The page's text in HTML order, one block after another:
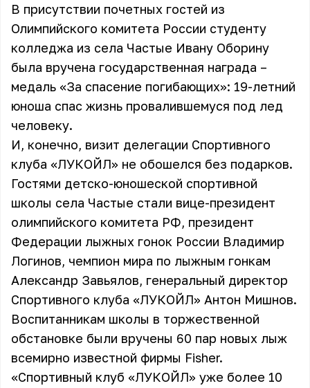
В присутствии почетных гостей из
Олимпийского комитета России студенту
колледжа из села Частые Ивану Оборину
была вручена государственная награда –
медаль «За спасение погибающих»: 19-летний
юноша спас жизнь провалившемуся под лед
человеку.
И, конечно, визит делегации Спортивного
клуба «ЛУКОЙЛ» не обошелся без подарков.
Гостями детско-юношеской спортивной
школы села Частые стали вице-президент
олимпийского комитета РФ, президент
Федерации лыжных гонок России Владимир
Логинов, чемпион мира по лыжным гонкам
Александр Завьялов, генеральный директор
Спортивного клуба «ЛУКОЙЛ» Антон Мишнов.
Воспитанникам школы в торжественной
обстановке были вручены 60 пар новых лыж
всемирно известной фирмы Fisher.
«Спортивный клуб «ЛУКОЙЛ» уже более 10